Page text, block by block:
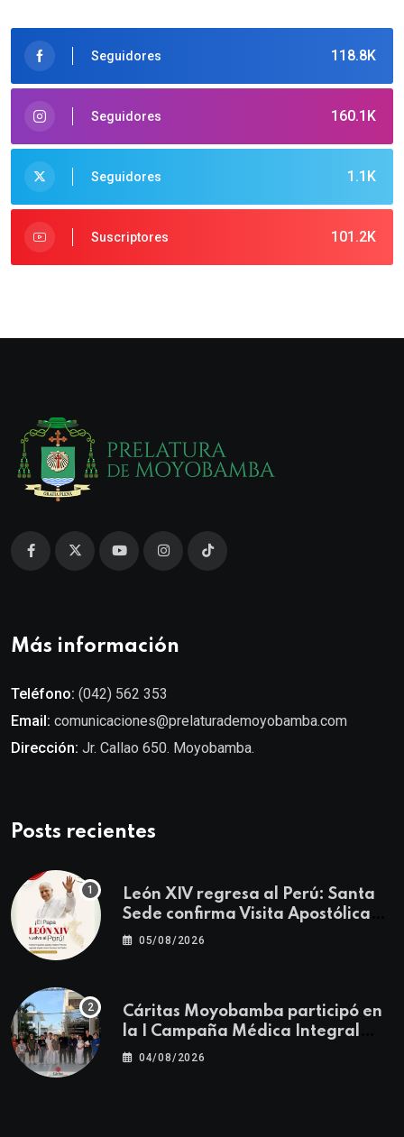
118.8K
Seguidores
160.1K
Seguidores
1.1K
Seguidores
101.2K
Suscriptores
Más información
Teléfono: (042) 562 353
Email: comunicaciones@prelaturademoyobamba.com
Dirección: Jr. Callao 650. Moyobamba.
Posts recientes
León XIV regresa al Perú: Santa
Sede confirma Visita Apostólica
del 11 al 17 de noviembre
05/08/2026
Cáritas Moyobamba participó en
la I Campaña Médica Integral
Gratuita llevando salud y
04/08/2026